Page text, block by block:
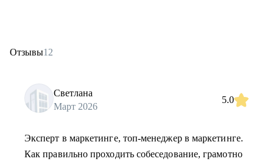
Отзывы12
Светлана
Март 2026
5.0
Эксперт в маркетинге, топ-менеджер в маркетинге.
Как правильно проходить собеседование, грамотно